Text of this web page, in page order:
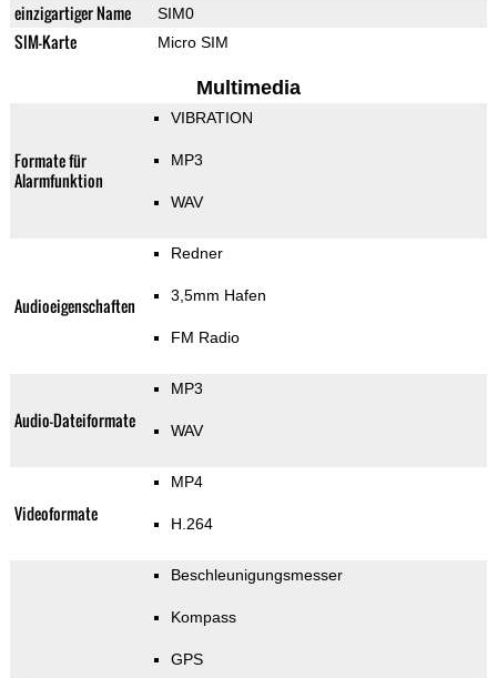
einzigartiger Name SIM0
SIM-Karte Micro SIM
Multimedia
Formate für
Alarmfunktion
VIBRATION
MP3
WAV
Audioeigenschaften
Redner
3,5mm Hafen
FM Radio
Audio-Dateiformate
MP3
WAV
Videoformate
MP4
H.264
Beschleunigungsmesser
Kompass
GPS